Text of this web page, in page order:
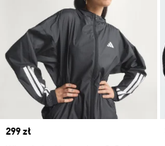
Price
299 zł